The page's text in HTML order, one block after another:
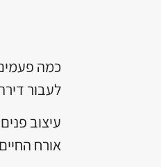
כמה
לעבור
עיצוב
אורח